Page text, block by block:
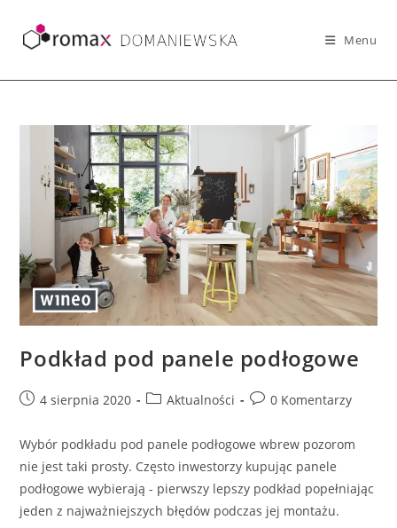
content
Menu
Podkład pod panele podłogowe
Post4 sierpnia 2020
PostAktualności
Post0 Komentarzy
Wybór podkładu pod panele podłogowe wbrew pozorom
nie jest taki prosty. Często inwestorzy kupując panele
podłogowe wybierają - pierwszy lepszy podkład popełniając
jeden z najważniejszych błędów podczas jej montażu.